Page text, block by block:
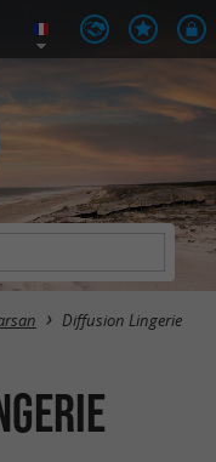
Diffusion Lingerie